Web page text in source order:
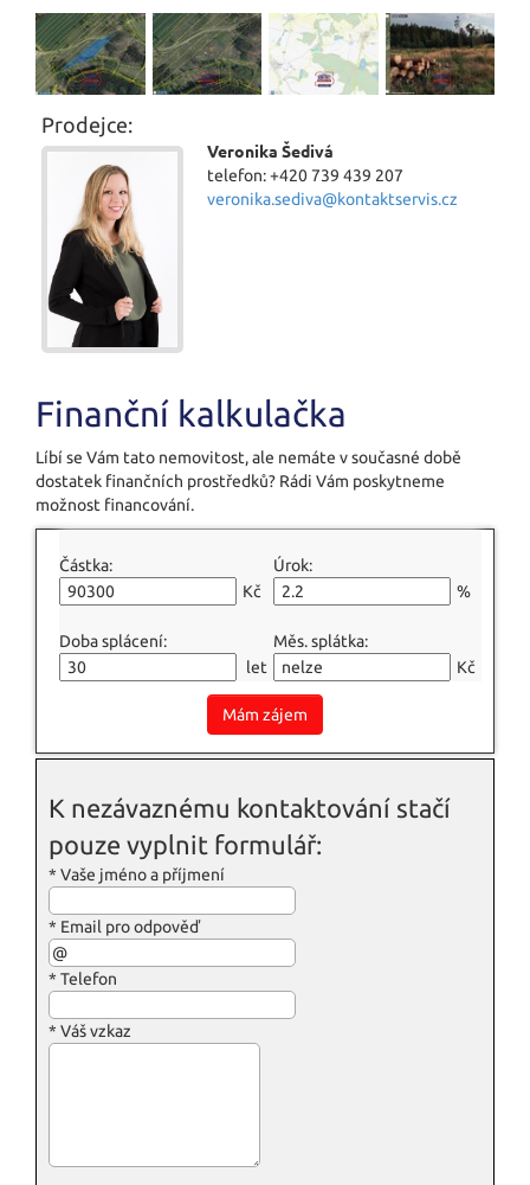
Prodejce:
Veronika Šedivá
telefon: +420 739 439 207
veronika.sediva@kontaktservis.cz
Finanční kalkulačka
Líbí se Vám tato nemovitost, ale nemáte v současné době
dostatek finančních prostředků? Rádi Vám poskytneme
možnost financování.
Částka:
Kč
Úrok:
%
Doba splácení:
let
Měs. splátka:
Kč
Mám zájem
K nezávaznému kontaktování stačí
pouze vyplnit formulář:
* Vaše jméno a příjmení
* Email pro odpověď
* Telefon
* Váš vzkaz